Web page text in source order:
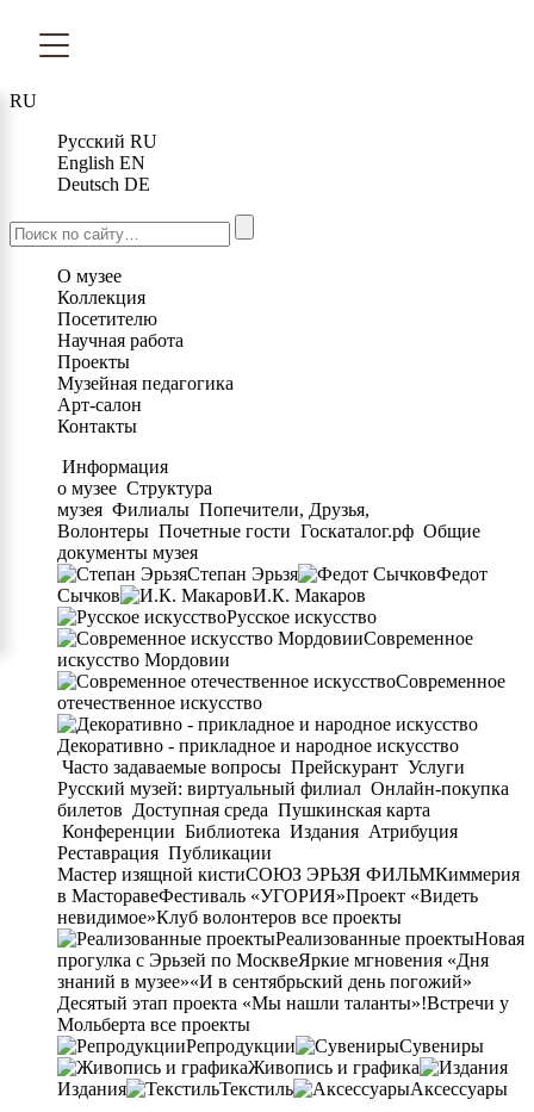
RU
Русский RU
English EN
Deutsch DE
О музее
Коллекция
Посетителю
Научная работа
Проекты
Музейная педагогика
Арт-салон
Контакты
Информация
о музее Структура
музея Филиалы Попечители, Друзья,
Волонтеры Почетные гости Госкаталог.рф Общие
документы музея
Степан Эрьзя
Федот
Сычков
И.К. Макаров
Русское искусство
Современное
искусство Мордовии
Современное
отечественное искусство
Декоративно - прикладное и народное искусство
Часто задаваемые вопросы Прейскурант Услуги
Русский музей: виртуальный филиал Онлайн-покупка
билетов Доступная среда Пушкинская карта
Конференции Библиотека Издания Атрибуция
Реставрация Публикации
Мастер изящной кистиСОЮЗ ЭРЬЗЯ ФИЛЬМКиммерия
в МасторавеФестиваль «УГОРИЯ»Проект «Видеть
невидимое»Клуб волонтеров все проекты
Реализованные проектыНовая
прогулка с Эрьзей по МосквеЯркие мгновения «Дня
знаний в музее»«И в сентябрьский день погожий»
Десятый этап проекта «Мы нашли таланты»!Встречи у
Мольберта все проекты
Репродукции
Сувениры
Живопись и графика
Издания
Текстиль Аксессуары